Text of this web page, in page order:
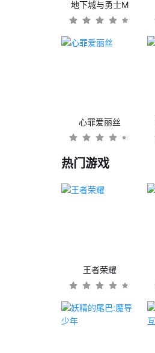
地下城与勇士M
心罪爱丽丝
热门游戏
王者荣耀